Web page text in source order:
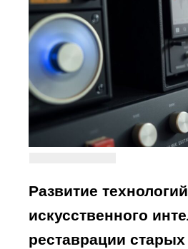
Развитие технологий
искусственного
реставрации